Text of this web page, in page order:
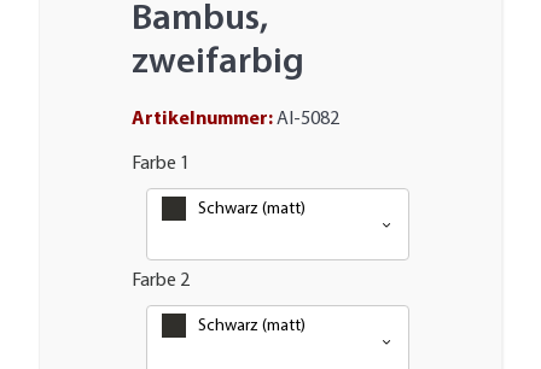
Bambus,
zweifarbig
Artikelnummer:AI-5082
Farbe 1
Schwarz (matt)
Farbe 2
Schwarz (matt)